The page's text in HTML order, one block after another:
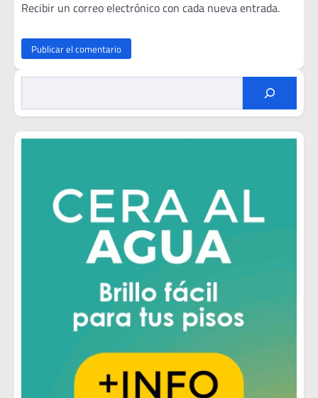
Recibir un correo electrónico con cada nueva entrada.